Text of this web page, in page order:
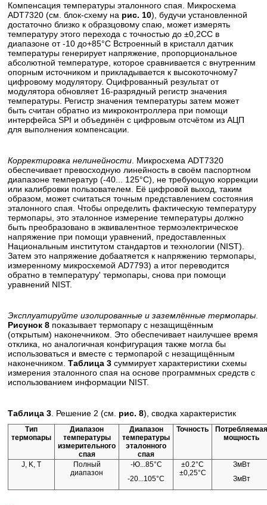
Компенсация температуры эталонного спая. Микросхема
ADT7320 (см. блок-схему на рис. 10), будучи установленной
достаточно близко к образцовому спаю, может измерять
температуру этого перехода с точностью до ±0,2СС в
диапазоне от -10 до+85°С Встроенный в кристалл датчик
температуры генерирует напряжение, пропорциональное
абсолютной температуре, которое сравнивается с внутренним
опорным источником и прикладывается к высокоточному7
цифровому модулятору. Оцифрованный результат от
модулятора обновляет 16-разрядный регистр значения
температуры. Регистр значения температуры затем может
быть считан обратно из микроконтроллера при помощи
интерфейса SPI и объединён с цифровым отсчётом из АЦП
для выполнения компенсации.
Корректировка нелинейности. Микросхема ADT7320
обеспечивает превосходную линейность в своём паспортном
диапазоне температур (-40... 125°С), не требующую коррекции
или калибровки пользователем. Её цифровой выход, таким
образом, может считаться точным представлением состояния
эталонного спая. Чтобы определить фактическую температуру
термопары, это эталонное измерение температуры должно
быть преобразовано в эквивалентное термоэлектрическое
напряжение при помощи уравнений, предоставленных
Национальным институтом стандартов и технологии (NIST).
Затем это напряжение добаатяется к напряжению термопары,
измеренному микросхемой AD7793) а итог переводится
обратно в температуру' термопары, снова при помощи
уравнений NIST.
Эксплуатируйте изолированные и заземлённые термопары.
Рисунок 8 показывает термопару с незащищённым
(открытым) наконечником. Это обеспечивает наилучшее время
отклика, но аналогичная конфигурация также могла бы
использоваться и вместе с термопарой с незащищённым
наконечником.Таблица 3 суммирует характеристики схемы
измерения эталонного спая на основе программных средств с
использованием информации NIST.
Таблица 3. Решение 2 (см. рис. 8), сводка характеристик
Тип
термопары
Диапазон
температуры
измерительного
спая
Диапазон
температуры
эталонного
спая
Точность
мощность
J, K, T
Полный
диапазон
-Ю...85°С
-20...105°С
±0.2°С
±0,25°С
ЗмВт
ЗмВт